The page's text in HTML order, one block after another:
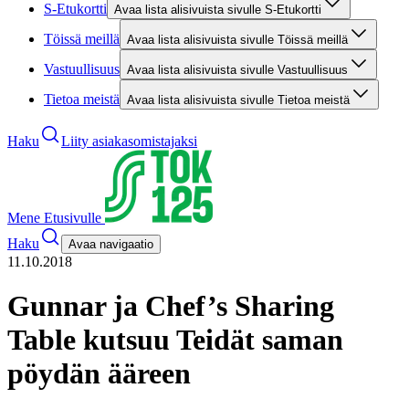
S-Etukortti Avaa lista alisivuista sivulle S-Etukortti
Töissä meillä Avaa lista alisivuista sivulle Töissä meillä
Vastuullisuus Avaa lista alisivuista sivulle Vastuullisuus
Tietoa meistä Avaa lista alisivuista sivulle Tietoa meistä
Haku Liity asiakasomistajaksi
Mene Etusivulle
Haku
Avaa navigaatio
11.10.2018
Gunnar ja Chef’s Sharing
Table kutsuu Teidät saman
pöydän ääreen